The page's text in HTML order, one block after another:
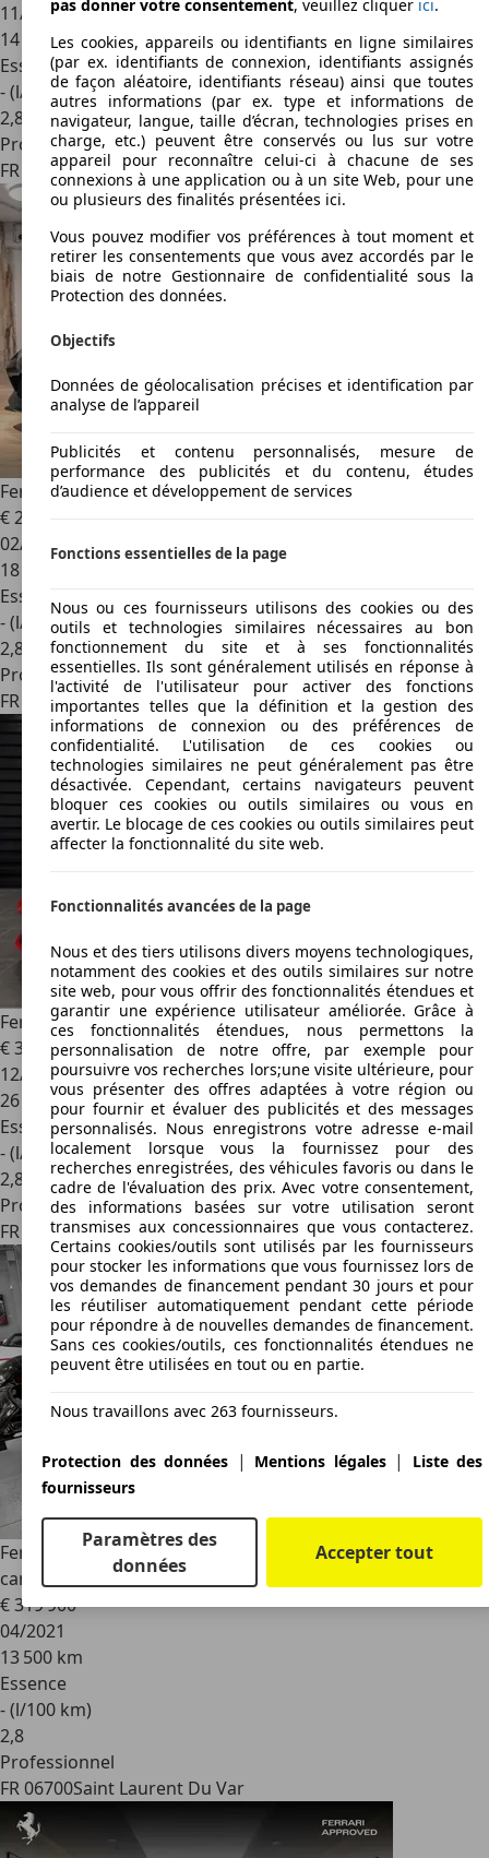
11/2020
14 000 km
Essence
- (l/100 km)
2,8
Professionnel
FR 13600La Ciotat
Ferrari F8 TributoNero Daytona - Nero
€ 282 900
02/2020
18 000 km
Essence
- (l/100 km)
2,8
Professionnel
FR 92200Neuilly-sur-seine
Ferrari F8 Tributo3.9 V8 BI-TURBO 720 Ch
€ 319 990
12/2020
26 600 km
Essence
- (l/100 km)
2,8
Professionnel
FR 37390Chanceaux Sur Choisille
Ferrari F8 TributoF8 – origine France - display passenger -
carbone
€ 319 900
04/2021
13 500 km
Essence
- (l/100 km)
2,8
Professionnel
FR 06700Saint Laurent Du Var
pas donner votre consentement, veuillez cliquer ici.
Les cookies, appareils ou identifiants en ligne similaires
(par ex. identifiants de connexion, identifiants assignés
de façon aléatoire, identifiants réseau) ainsi que toutes
autres informations (par ex. type et informations de
navigateur, langue, taille d’écran, technologies prises en
charge, etc.) peuvent être conservés ou lus sur votre
appareil pour reconnaître celui-ci à chacune de ses
connexions à une application ou à un site Web, pour une
ou plusieurs des finalités présentées ici.
Vous pouvez modifier vos préférences à tout moment et
retirer les consentements que vous avez accordés par le
biais de notre Gestionnaire de confidentialité sous la
Protection des données.
Objectifs
Données de géolocalisation précises et identification par
analyse de l’appareil
Publicités et contenu personnalisés, mesure de
performance des publicités et du contenu, études
d’audience et développement de services
Fonctions essentielles de la page
Nous ou ces fournisseurs utilisons des cookies ou des
outils et technologies similaires nécessaires au bon
fonctionnement du site et à ses fonctionnalités
essentielles. Ils sont généralement utilisés en réponse à
l'activité de l'utilisateur pour activer des fonctions
importantes telles que la définition et la gestion des
informations de connexion ou des préférences de
confidentialité. L'utilisation de ces cookies ou
technologies similaires ne peut généralement pas être
désactivée. Cependant, certains navigateurs peuvent
bloquer ces cookies ou outils similaires ou vous en
avertir. Le blocage de ces cookies ou outils similaires peut
affecter la fonctionnalité du site web.
Fonctionnalités avancées de la page
Nous et des tiers utilisons divers moyens technologiques,
notamment des cookies et des outils similaires sur notre
site web, pour vous offrir des fonctionnalités étendues et
garantir une expérience utilisateur améliorée. Grâce à
ces fonctionnalités étendues, nous permettons la
personnalisation de notre offre, par exemple pour
poursuivre vos recherches lors;une visite ultérieure, pour
vous présenter des offres adaptées à votre région ou
pour fournir et évaluer des publicités et des messages
personnalisés. Nous enregistrons votre adresse e-mail
localement lorsque vous la fournissez pour des
recherches enregistrées, des véhicules favoris ou dans le
cadre de l'évaluation des prix. Avec votre consentement,
des informations basées sur votre utilisation seront
transmises aux concessionnaires que vous contacterez.
Certains cookies/outils sont utilisés par les fournisseurs
pour stocker les informations que vous fournissez lors de
vos demandes de financement pendant 30 jours et pour
les réutiliser automatiquement pendant cette période
pour répondre à de nouvelles demandes de financement.
Sans ces cookies/outils, ces fonctionnalités étendues ne
peuvent être utilisées en tout ou en partie.
Nous travaillons avec 263 fournisseurs.
Protection des données | Mentions légales|
Liste des
fournisseurs
Paramètres des
données
Accepter tout